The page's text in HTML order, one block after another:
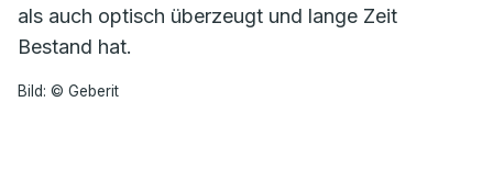
als auch optisch überzeugt und lange Zeit
Bestand hat.
Bild: © Geberit